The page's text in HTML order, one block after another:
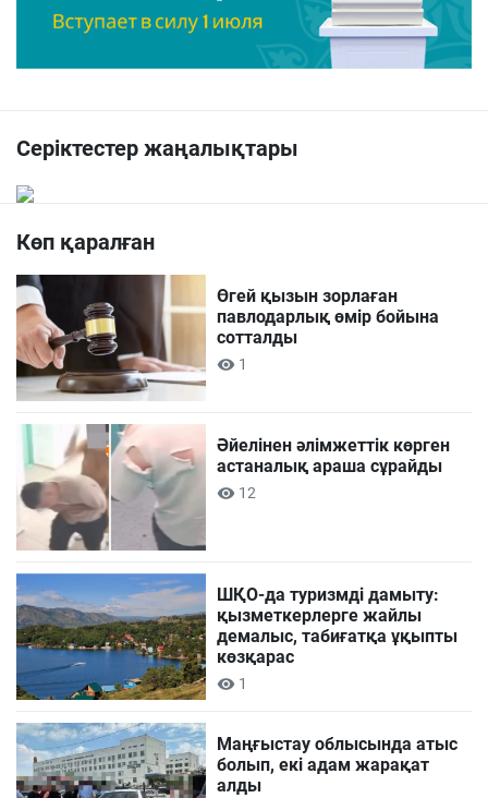
Серіктестер жаңалықтары
Көп қаралған
Өгей қызын зорлаған
павлодарлық өмір бойына
сотталды
1
Әйелінен әлімжеттік көрген
астаналық араша сұрайды
12
ШҚО-да туризмді дамыту:
қызметкерлерге жайлы
демалыс, табиғатқа ұқыпты
көзқарас
1
Маңғыстау облысында атыс
болып, екі адам жарақат
алды